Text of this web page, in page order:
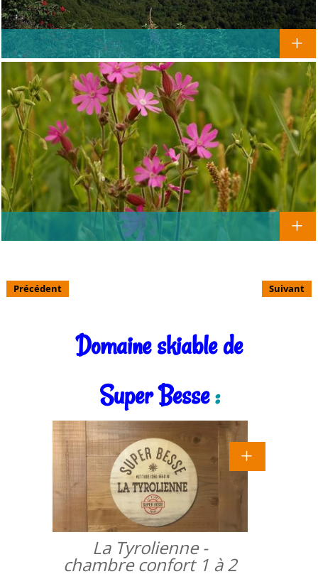
Précédent Suivant
Domaine skiable de
Super Besse:
La Tyrolienne -
chambre confort 1 à 2